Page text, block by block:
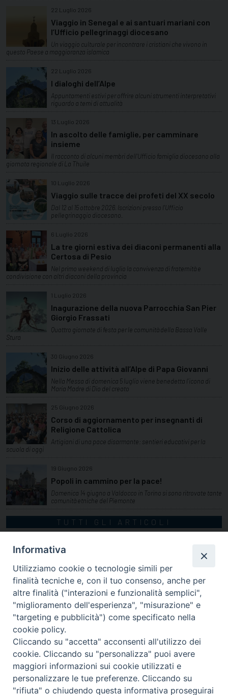
22 Luglio 2026
Viaggio in Senegal e ai santuari mariani con
l’Ufficio pellegrinaggi diocesano
Un viaggio culturale per incontrare i cristiani che vivono in
questo Paese a maggioranza islamica
22 Luglio 2026
I dialoghi dell’Alpe
Appuntamenti estivi per offrire alcuni strumenti interpretativi
riguardo a temi di attualità
13 Luglio 2026
In ascolto delle famiglie, per camminare
insieme
Il racconto di alcuni membri dell'Ufficio famiglia diocesano alla
giornata regionale di La Thuile
10 Luglio 2026
Viaggio sulle tracce dei profeti del XX secolo
Dal 12 al 15 ottobre 2026. Iscrizioni presso l'Ufficio
pellegrinaggio diocesano.
6 Luglio 2026
La tre giorni estiva dei diaconi permanenti alla
Certosa di Pesio
Nel primo weekend di luglio la convivenza di fraternità e
condivisione con altri diaconi della provincia
1 Luglio 2026
Inagurazione della nuova Parrocchia San Pier
Giorgio Frassati
Quattro giornate di festa per le comunità della Bassa Valle
Stura
30 Giugno 2026
Inizio delle attività all’Alpe di Papa Giovanni
Nella Messa di domenica 5 luglio viene benedetta l’icona di
Maria Madre di Dio del creato
25 Giugno 2026
Corso di aggiornamento per insegnanti di
Religione Cattolica
Artigiani di una pace disarmante: sentieri educativi per la
scuola di oggi
19 Giugno 2026
Popoli in cammino per la pace!
Domenica 14 giugno a Valdocco in Torino si sono ritrovate tante
comunità etniche del Piemonte
TUTTI GLI ARTICOLI
via Amedeo Rossi, 28 - 12100 Cuneo
segreteriagenerale@diocesicuneofossano.it
c.f. 96017380047
Informativa
Utilizziamo cookie o tecnologie simili per
finalità tecniche e, con il tuo consenso, anche per
altre finalità ("interazioni e funzionalità semplici",
"miglioramento dell'esperienza", "misurazione" e
"targeting e pubblicità") come specificato nella
cookie policy.
Cliccando su "accetta" acconsenti all'utilizzo dei
cookie. Cliccando su "personalizza" puoi avere
maggiori informazioni sui cookie utilizzati e
personalizzare le tue preferenze. Cliccando su
"rifiuta" o chiudendo questa informativa proseguirai